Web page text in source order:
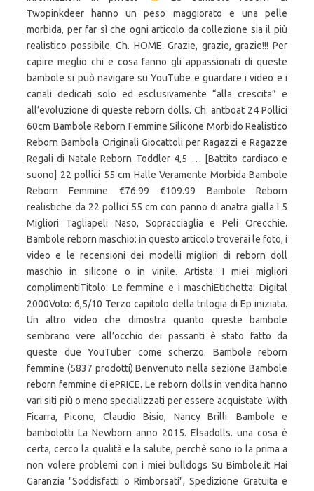
Twopinkdeer hanno un peso maggiorato e una pelle
morbida, per far sì che ogni articolo da collezione sia il più
realistico possibile. Ch. HOME. Grazie, grazie, grazie!!! Per
capire meglio chi e cosa fanno gli appassionati di queste
bambole si può navigare su YouTube e guardare i video e i
canali dedicati solo ed esclusivamente “alla crescita” e
all’evoluzione di queste reborn dolls. Ch. antboat 24 Pollici
60cm Bambole Reborn Femmine Silicone Morbido Realistico
Reborn Bambola Originali Giocattoli per Ragazzi e Ragazze
Regali di Natale Reborn Toddler 4,5 … [Battito cardiaco e
suono] 22 pollici 55 cm Halle Veramente Morbida Bambole
Reborn Femmine €76.99 €109.99 Bambole Reborn
realistiche da 22 pollici 55 cm con panno di anatra gialla I 5
Migliori Tagliapeli Naso, Sopracciaglia e Peli Orecchie.
Bambole reborn maschio: in questo articolo troverai le foto, i
video e le recensioni dei modelli migliori di reborn doll
maschio in silicone o in vinile. Artista: I miei migliori
complimentiTitolo: Le femmine e i maschiEtichetta: Digital
2000Voto: 6,5/10 Terzo capitolo della trilogia di Ep iniziata.
Un altro video che dimostra quanto queste bambole
sembrano vere all’occhio dei passanti è stato fatto da
queste due YouTuber come scherzo. Bambole reborn
femmine (5837 prodotti) Benvenuto nella sezione Bambole
reborn femmine di ePRICE. Le reborn dolls in vendita hanno
vari siti più o meno specializzati per essere acquistate. With
Ficarra, Picone, Claudio Bisio, Nancy Brilli. Bambole e
bambolotti La Newborn anno 2015. Elsadolls. una cosa è
certa, cerco la qualità e la salute, perchè sono io la prima a
non volere problemi con i miei bulldogs Su Bimbole.it Hai
Garanzia "Soddisfatti o Rimborsati", Spedizione Gratuita e